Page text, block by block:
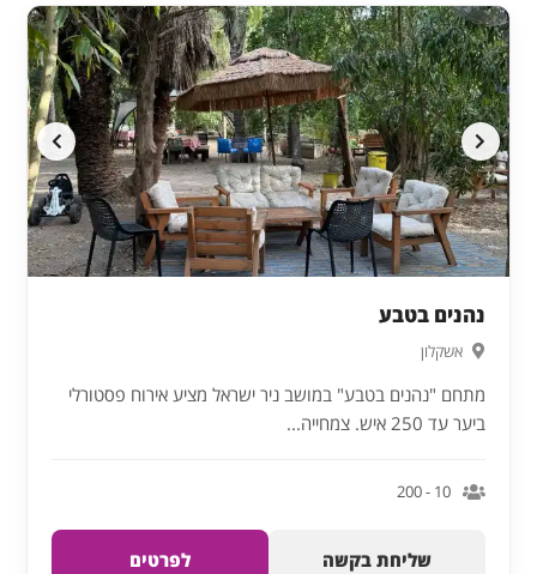
נהנים בטבע
אשקלון
מתחם "נהנים בטבע" במושב ניר ישראל מציע אירוח פסטורלי
ביער עד 250 איש. צמחייה...
10 - 200
שליחת בקשה לפרטים